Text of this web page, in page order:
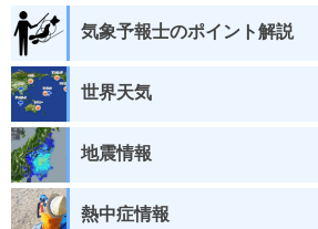
気象予報士のポイント解説
世界天気
地震情報
熱中症情報